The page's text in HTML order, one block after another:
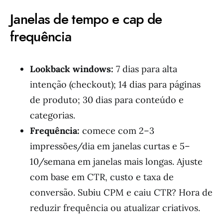
Janelas de tempo e cap de
frequência
Lookback windows: 7 dias para alta
intenção (checkout); 14 dias para páginas
de produto; 30 dias para conteúdo e
categorias.
Frequência: comece com 2–3
impressões/dia em janelas curtas e 5–
10/semana em janelas mais longas. Ajuste
com base em CTR, custo e taxa de
conversão. Subiu CPM e caiu CTR? Hora de
reduzir frequência ou atualizar criativos.